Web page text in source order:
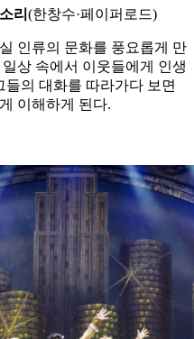
리 (한창수·페이퍼로드)
인류의 문화를 풍요롭게 만
상 속에서 이웃들에게 인생
의 대화를 따라가다 보면
이해하게 된다.